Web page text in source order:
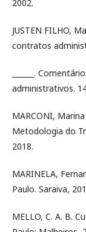
2002.
JUSTEN FILHO,
contratos
______.
administrativos.
MARCONI,
Metodologia do
2018.
MARINELA,
Paulo. Saraiva,
MELLO, C. A. B.